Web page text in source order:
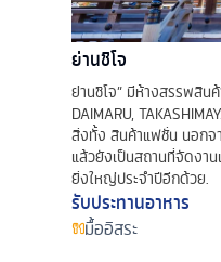
ย่านชิโจ
ย่านชิโจ” มีห้างสรรพสิน
DAIMARU,
สิ่งทั้ง สินค้าแฟชั่น นอกจ
แล้วยังเป็นสถานที่จัดงาน
ยิ่งใหญ่ประจำปีอีกด้วย.
รับประทานอาหาร
มื้ออิสระ